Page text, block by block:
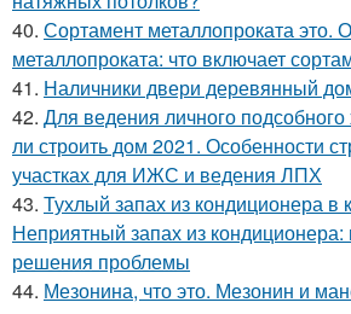
40. Сортамент металлопроката это.
металлопроката: что включает
41. Наличники двери деревянный
42. Для ведения личного
ли строить дом 2021. Особенности
участках для ИЖС и ведения ЛПХ
43. Тухлый запах из кондиционера в
Неприятный запах из
решения проблемы
44. Мезонина, что это. Мезонин и